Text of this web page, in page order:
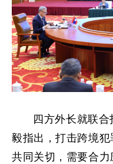
四方外长就联
毅指出，打击跨境
共同关切，需要合